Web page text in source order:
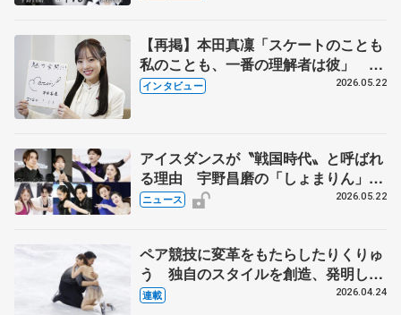
【再掲】本田真凜「スケートのことも
私のことも、一番の理解者は彼」 引
退時の単独インタビューで語った競技
インタビュー 2026.05.22
アイスダンスが〝戦国時代〟と呼ばれ
る理由 宇野昌磨の「しょまりん」ら
実力者が相次いで参戦 国内の競争激
ニュース 2026.05.22
ペア競技に変革をもたらしたりくりゅ
う 独自のスタイルを創造、発明した
【引退発表後②】
連載 2026.04.24